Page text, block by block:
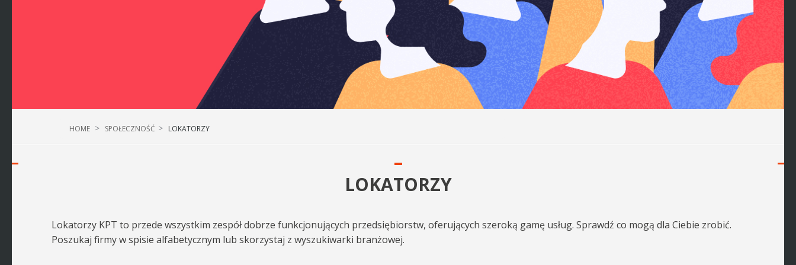
HOME SPOŁECZNOŚĆ LOKATORZY
LOKATORZY
Lokatorzy KPT to przede wszystkim zespół dobrze funkcjonujących przedsiębiorstw, oferujących szeroką gamę usług. Sprawdź co mogą dla Ciebie zrobić.
Poszukaj firmy w spisie alfabetycznym lub skorzystaj z wyszukiwarki branżowej.